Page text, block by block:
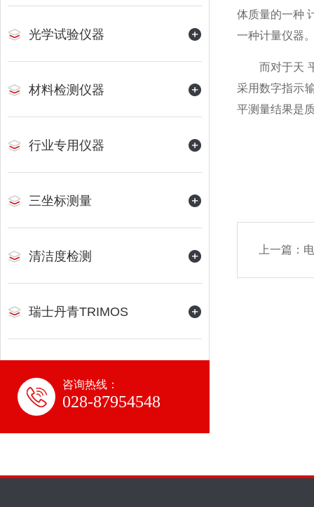
光学试验仪器
材料检测仪器
行业专用仪器
三坐标测量
清洁度检测
瑞士丹青TRIMOS
咨询热线：
028-87954548
体质量的一种
一种计量仪器
而对于天
采用数字指示
平测量结果是
上一篇：